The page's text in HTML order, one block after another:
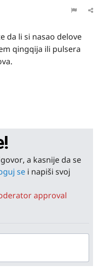
da li si nasao delove
qingqija ili pulsera
a kasnije da se
se i napiši svoj
approval